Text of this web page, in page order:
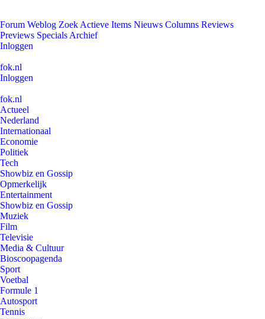
Forum Weblog Zoek Actieve Items Nieuws Columns Reviews
Previews Specials Archief
Inloggen
fok.nl
Inloggen
fok.nl
Actueel
Nederland
Internationaal
Economie
Politiek
Tech
Showbiz en Gossip
Opmerkelijk
Entertainment
Showbiz en Gossip
Muziek
Film
Televisie
Media & Cultuur
Bioscoopagenda
Sport
Voetbal
Formule 1
Autosport
Tennis